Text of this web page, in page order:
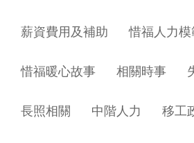
薪資費用及補助 惜福人力模
惜福暖心故事 相關時事
長照相關 中階人力 移工